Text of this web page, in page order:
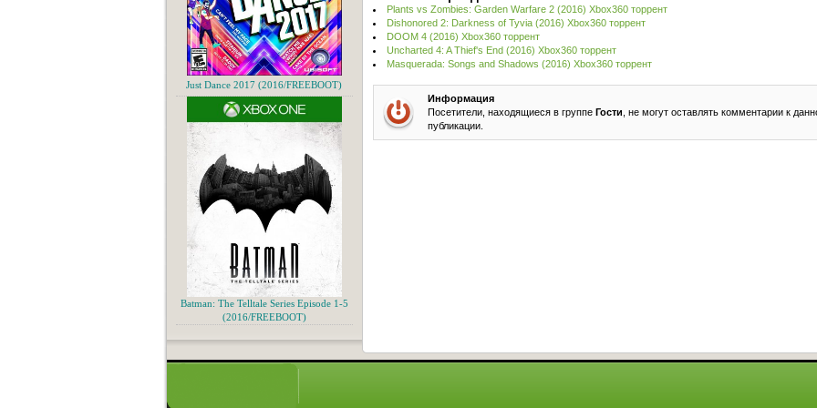
Plants vs Zombies: Garden Warfare 2 (2016) Xbox360 торрент
Dishonored 2: Darkness of Tyvia (2016) Xbox360 торрент
DOOM 4 (2016) Xbox360 торрент
Uncharted 4: A Thief's End (2016) Xbox360 торрент
Masquerada: Songs and Shadows (2016) Xbox360 торрент
Информация
Посетители, находящиеся в группе Гости , не могут оставлять комментарии к
публикации.
Just Dance 2017 (2016/FREEBOOT)
Batman: The Telltale Series Episode 1-5
(2016/FREEBOOT)